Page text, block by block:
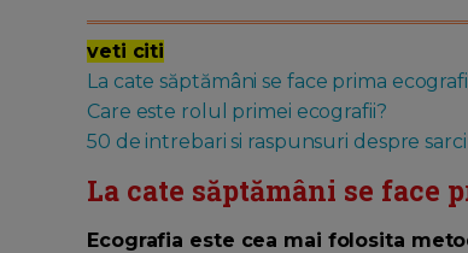
veti citi
La cate săptămâni se face prima
Care este rolul primei ecografii?
50 de intrebari si raspunsuri despre
La cate săptămâni se face
Ecografia este cea mai folosita